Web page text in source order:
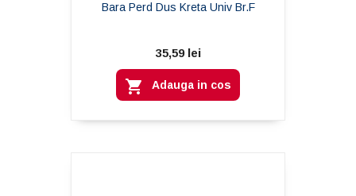
Bara Perd Dus Kreta Univ Br.f
35,59 lei
 Adauga in cos